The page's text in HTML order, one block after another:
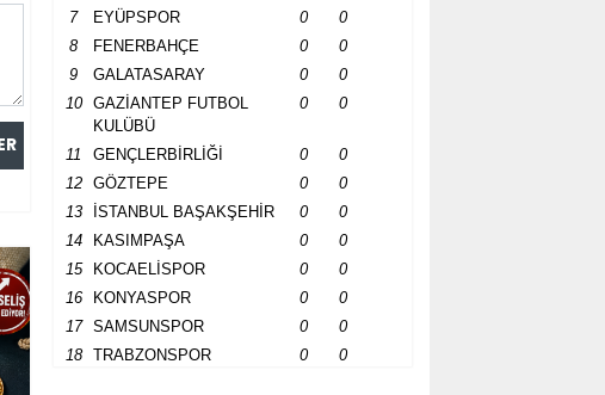
7
EYÜPSPOR 0
0
8
FENERBAHÇE 0
0
9
GALATASARAY 0
0
10
GAZİANTEP FUTBOL
KULÜBÜ
0 0
11 GENÇLERBİRLİĞİ 0
0
12
GÖZTEPE 0
0
13
İSTANBUL BAŞAKŞEHİR 0
0
14
KASIMPAŞA 0
0
15
KOCAELİSPOR 0
0
16
KONYASPOR 0
0
17
SAMSUNSPOR 0
0
18
TRABZONSPOR 0 0